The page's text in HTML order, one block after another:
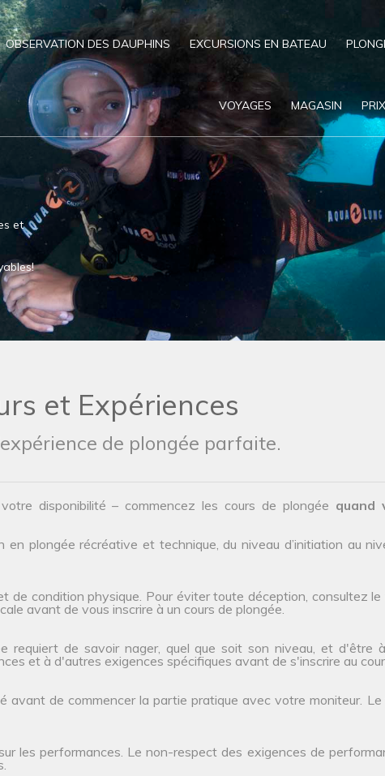
OBSERVATION DES DAUPHINS EXCURSIONS EN BATEAU
VOYAGES MAGASIN PRIX
et
et Expériences
de plongée parfaite.
disponibilité – commencez les cours de plongée quand
plongée récréative et technique, du niveau d’initiation au
de condition physique. Pour éviter toute déception, consultez le
avant de vous inscrire à un cours de plongée.
requiert de savoir nager, quel que soit son niveau, et d'être
et à d'autres exigences spécifiques avant de s'inscrire au
avant de commencer la partie pratique avec votre moniteur.
les performances. Le non-respect des exigences de